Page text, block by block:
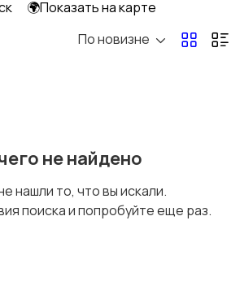
Кондиционеры и
🌍Показать на карте
По новизне
не найдено
нашли то, что вы искали.
поиска и попробуйте еще раз.